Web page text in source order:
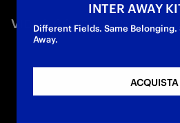
Twitter
VIDEO CORRELATI
INTER AWAY
Different Fields. Same
Away.
ACQUISTA